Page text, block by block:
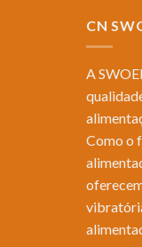
CN
A
Como o